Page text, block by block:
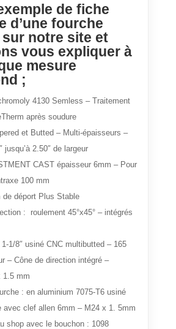
de fiche
d’une fourche
notre site et
vous expliquer à
mesure
;
4130 Semless – Traitement
après soudure
et Butted – Multi-épaisseurs –
jusqu’à 2.50″ de largeur
CAST épaisseur 6mm – Pour
100 mm
de déport Plus Stable
: roulement 45°x45° – intégrés
1/8″ usiné CNC multibutted – 165
– Cône de direction intégré –
1.5 mm
: en aluminium 7075-T6 usiné
avec clef allen 6mm – M24 x 1. 5mm
shop avec le bouchon : 1098